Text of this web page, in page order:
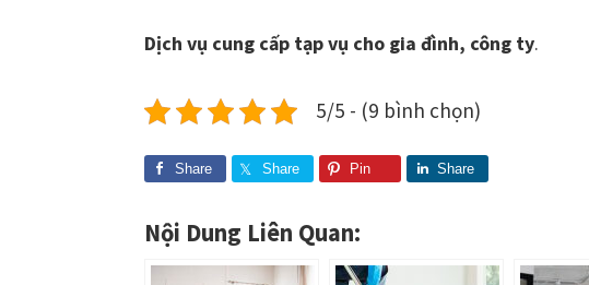
Dịch vụ cung cấp tạp vụ cho gia đình, công ty.
5/5 - (9 bình chọn)
Share Share Pin Share
Nội Dung Liên Quan: